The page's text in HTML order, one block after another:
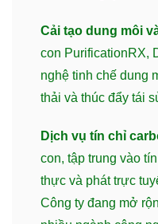
Cải tạo dung môi
con PurificationRX,
nghệ tinh chế dung
thải và thúc đẩy tái
Dịch vụ tín chỉ
con, tập trung vào
thực và phát trực
Công ty đang mở